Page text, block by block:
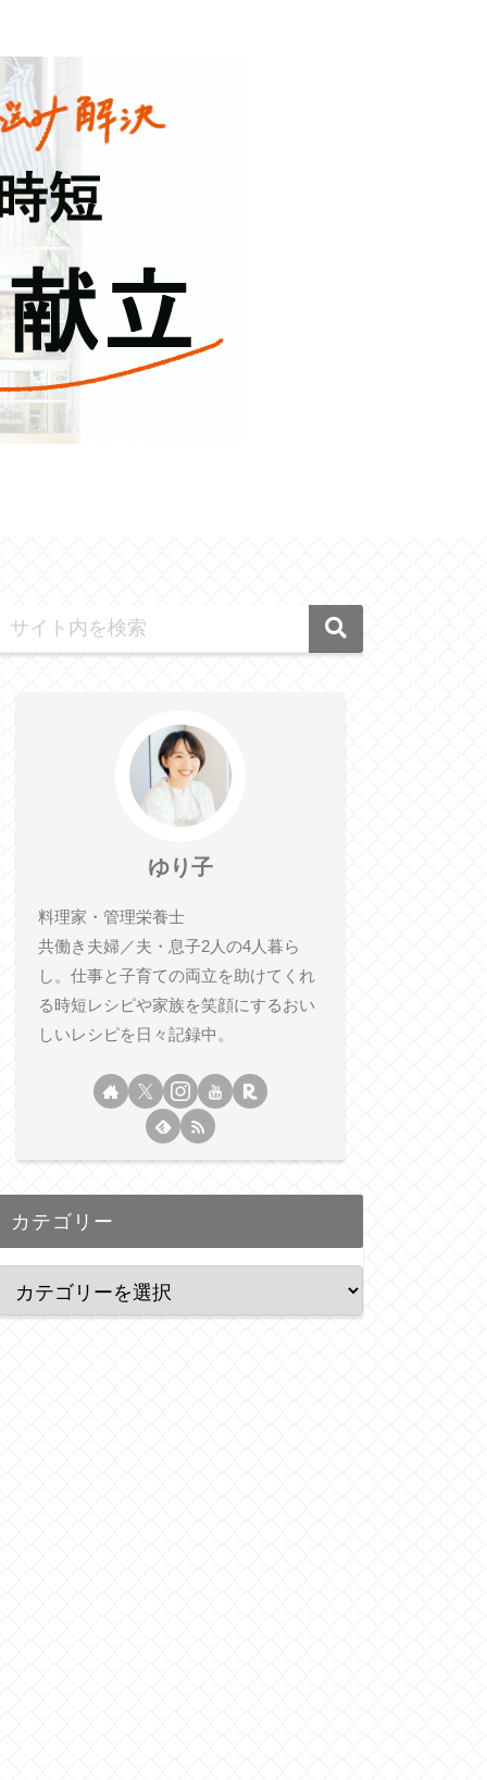
ゆり子
料理家・管理栄養士
共働き夫婦／夫・息子2人の4人暮ら
し。仕事と子育ての両立を助けてくれ
る時短レシピや家族を笑顔にするおい
しいレシピを日々記録中。
カテゴリー